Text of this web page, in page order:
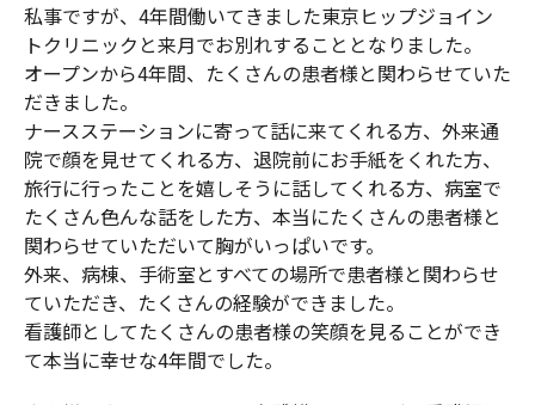
私事ですが、4年間働いてきました東京ヒップジョイン
トクリニックと来月でお別れすることとなりました。
オープンから4年間、たくさんの患者様と関わらせていた
だきました。
ナースステーションに寄って話に来てくれる方、外来通
院で顔を見せてくれる方、退院前にお手紙をくれた方、
旅行に行ったことを嬉しそうに話してくれる方、病室で
たくさん色んな話をした方、本当にたくさんの患者様と
関わらせていただいて胸がいっぱいです。
外来、病棟、手術室とすべての場所で患者様と関わらせ
ていただき、たくさんの経験ができました。
看護師としてたくさんの患者様の笑顔を見ることができ
て本当に幸せな4年間でした。